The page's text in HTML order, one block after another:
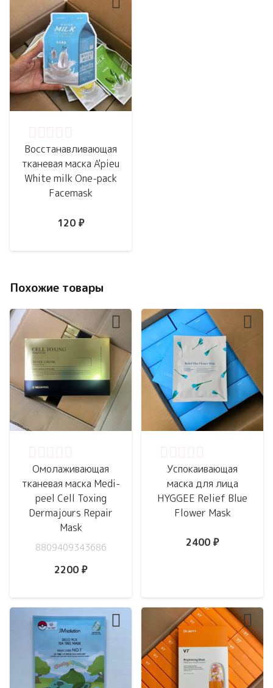
Восстанавливающая
тканевая маска A'pieu
White milk One-pack
Facemask
120 ₽
Похожие товары
Омолаживающая
тканевая маска Medi-
peel Cell Toxing
Dermajours Repair
Mask
8809409343686
2200 ₽
Успокаивающая
маска для лица
HYGGEE Relief Blue
Flower Mask
2400 ₽